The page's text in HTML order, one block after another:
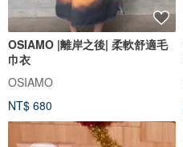
OSIAMO |離岸之後| 柔軟舒適毛
巾衣
OSIAMO
NT$ 680